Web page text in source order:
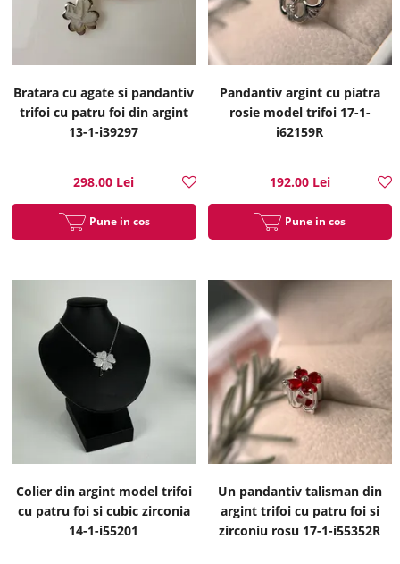
Bratara cu agate si pandantiv
trifoi cu patru foi din argint
13-1-i39297
298.00 Lei
Pune in cos
Pandantiv argint cu piatra
rosie model trifoi 17-1-
i62159R
192.00 Lei
Pune in cos
Colier din argint model trifoi
cu patru foi si cubic zirconia
14-1-i55201
Un pandantiv talisman din
argint trifoi cu patru foi si
zirconiu rosu 17-1-i55352R